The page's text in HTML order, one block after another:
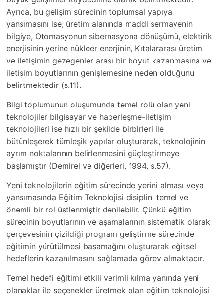
Ayrıca, bu gelişim sürecinin toplumsal yapıya
yansımasını ise; üretim alanında maddi sermayenin
bilgiye, Otomasyonun sibernasyona dönüşümü, elektirik
enerjisinin yerine nükleer enerjinin, Kıtalararası üretim
ve iletişimin gezegenler arası bir boyut kazanmasına ve
iletişim boyutlarının genişlemesine neden olduğunu
belirtmektedir (s.11).
Bilgi toplumunun oluşumunda temel rolü olan yeni
teknolojiler bilgisayar ve haberleşme-iletişim
teknolojileri ise hızlı bir şekilde birbirleri ile
bütünleşerek tümleşik yapılar oluşturarak, teknolojinin
ayrım noktalarının belirlenmesini güçleştirmeye
başlamıştır (Demirel ve diğerleri, 1994, s.57).
Yeni teknolojilerin eğitim sürecinde yerini alması veya
yansımasında Eğitim Teknolojisi disiplini temel ve
önemli bir rol üstlenmiştir denilebilir. Çünkü eğitim
sürecinin boyutlarının ve aşamalarının sistematik olarak
çerçevesinin çizildiği program geliştirme sürecinde
eğitimin yürütülmesi basamağını oluşturarak eğitsel
hedeflerin kazanılmasını sağlamada görev almaktadır.
Temel hedefi eğitimi etkili verimli kılma yanında yeni
olanaklar ile seçenekler üretmek olan eğitim teknolojisi